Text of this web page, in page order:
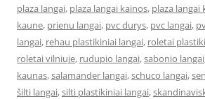
plaza langai, plaza langai kainos, plaza langai
kaune, prienu langai, pvc durys, pvc langai,
langai, rehau plastikiniai langai, roletai
roletai vilniuje, rudupio langai,sabonio langai
kaunas,salamander langai,schuco langai,
šilti langai,silti plastikiniai langai,